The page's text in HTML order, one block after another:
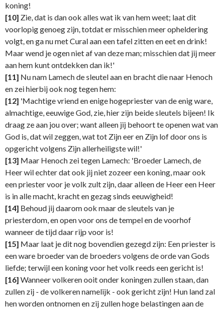
koning!
[10] Zie, dat is dan ook alles wat ik van hem weet; laat dit
voorlopig genoeg zijn, totdat er misschien meer opheldering
volgt, en ga nu met Cural aan een tafel zitten en eet en drink!
Maar wend je ogen niet af van deze man; misschien dat jij meer
aan hem kunt ontdekken dan ik!'
[11] Nu nam Lamech de sleutel aan en bracht die naar Henoch
en zei hierbij ook nog tegen hem:
[12] 'Machtige vriend en enige hogepriester van de enig ware,
almachtige, eeuwige God, zie, hier zijn beide sleutels bijeen! Ik
draag ze aan jou over; want alleen jij behoort te openen wat van
God is, dat wil zeggen, wat tot Zijn eer en Zijn lof door ons is
opgericht volgens Zijn allerheiligste wil!'
[13] Maar Henoch zei tegen Lamech: 'Broeder Lamech, de
Heer wil echter dat ook jij niet zozeer een koning, maar ook
een priester voor je volk zult zijn, daar alleen de Heer een Heer
is in alle macht, kracht en gezag sinds eeuwigheid!
[14] Behoud jij daarom ook maar de sleutels van je
priesterdom, en open voor ons de tempel en de voorhof
wanneer de tijd daar rijp voor is!
[15] Maar laat je dit nog bovendien gezegd zijn: Een priester is
een ware broeder van de broeders volgens de orde van Gods
liefde; terwijl een koning voor het volk reeds een gericht is!
[16] Wanneer volkeren ooit onder koningen zullen staan, dan
zullen zij - de volkeren namelijk - ook gericht zijn! Hun land zal
hen worden ontnomen en zij zullen hoge belastingen aan de